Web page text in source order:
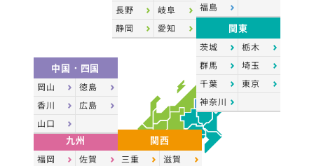
福島
関東
茨城
栃木
群馬
埼玉
千葉
東京
神奈川
長野
岐阜
静岡
愛知
関西
三重
滋賀
中国・四国
岡山
徳島
香川
広島
山口
九州
福岡
佐賀